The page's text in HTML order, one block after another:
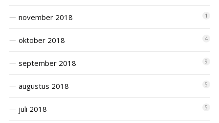
november 2018 1
oktober 2018 4
september 2018 9
augustus 2018 5
juli 2018 5